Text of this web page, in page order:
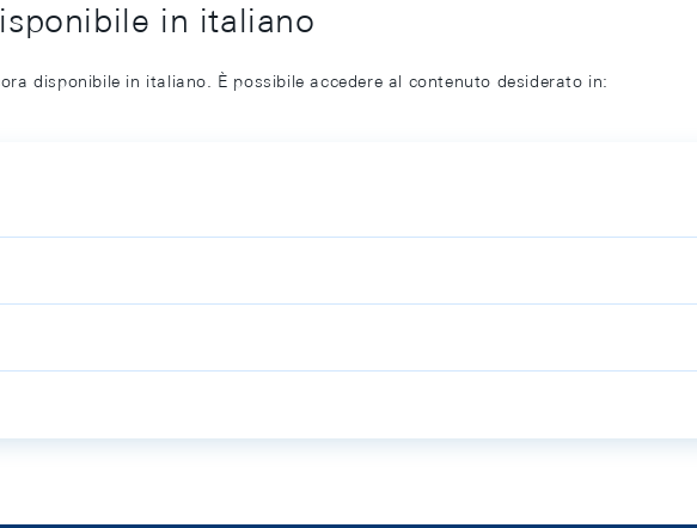
in italiano
disponibile in italiano. È possibile accedere al contenuto desiderato in: